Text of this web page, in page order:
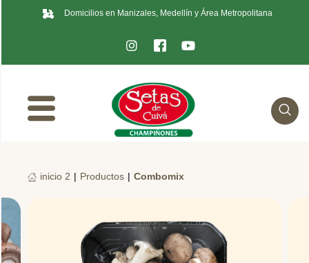
Domicilios en Manizales, Medellín y Área Metropolitana
inicio 2 | Productos | Combomix